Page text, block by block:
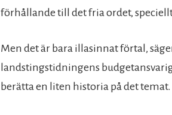
förhållande till det fria ordet,
Men det är bara illasinnat förtal,
landstingstidningens
berätta en liten historia på det temat.